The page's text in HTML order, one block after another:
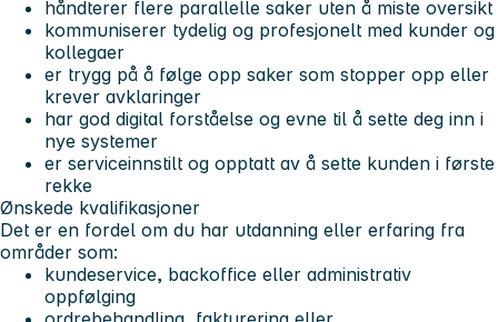
håndterer flere parallelle saker uten å miste oversikt
kommuniserer tydelig og profesjonelt med kunder og
kollegaer
er trygg på å følge opp saker som stopper opp eller
krever avklaringer
har god digital forståelse og evne til å sette deg inn i
nye systemer
er serviceinnstilt og opptatt av å sette kunden i første
rekke
Ønskede kvalifikasjoner
Det er en fordel om du har utdanning eller erfaring fra
områder som:
kundeservice, backoffice eller administrativ
oppfølging